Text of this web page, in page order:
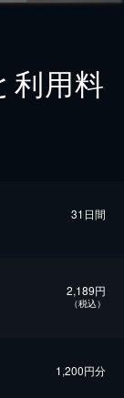
利用料
31日間
2,189円
（税込）
1,200円分